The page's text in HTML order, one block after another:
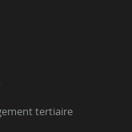
tertiaire